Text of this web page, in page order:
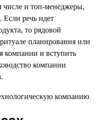
числе и топ-менеджеры,
Если речь идет
то рядовой
планирования или
компании и вступить
компании